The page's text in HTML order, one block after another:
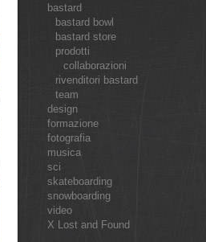
bastard
bastard bowl
bastard store
prodotti
collaborazioni
rivenditori bastard
team
design
formazione
fotografia
musica
sci
skateboarding
snowboarding
video
X Lost and Found